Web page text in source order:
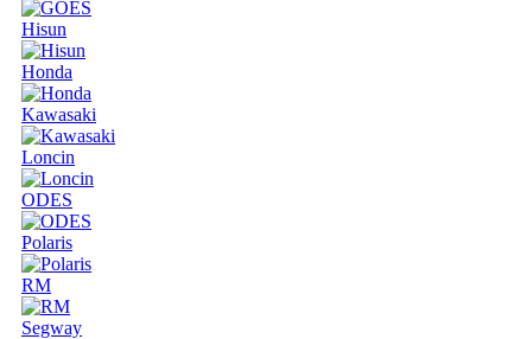
Hisun
Honda
Kawasaki
Loncin
ODES
Polaris
RM
Segway